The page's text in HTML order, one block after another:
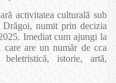
activitatea culturală sub
Drăgoi, numit prin decizia
Imediat cum ajungi la
are un număr de cca
istorie, artă,